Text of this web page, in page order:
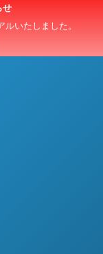
せ
いたしました。
U-15）大会